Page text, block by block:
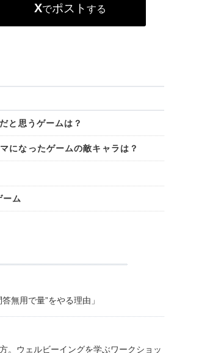
Xでポスト する
と思うゲームは？
になったゲームの敵キャラは？
ーム
無用で量”をやる理由」
。ウェルビーイングを学ぶワークショッ